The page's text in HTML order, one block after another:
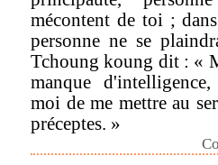
mécontent de toi ;
personne ne se
Tchoung koung dit : «
manque d'intelligence,
moi de me mettre au
préceptes. »